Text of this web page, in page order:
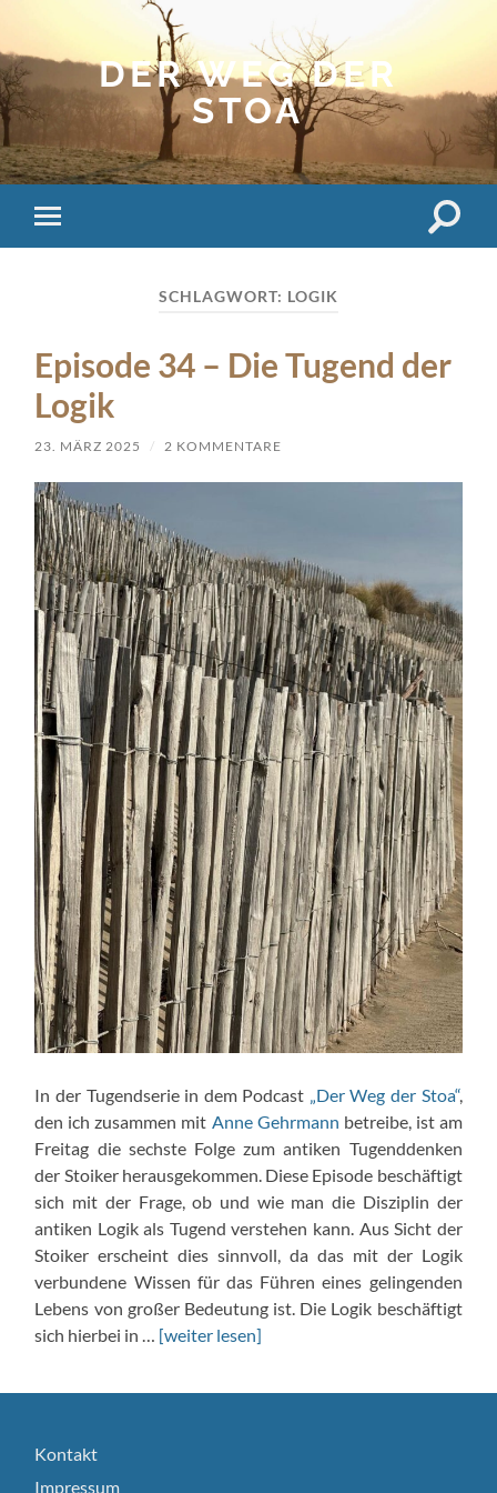
DER WEG DER
STOA
Mobile-
Menü
SCHLAGWORT: LOGIK
Episode 34 – Die Tugend der
Logik
23. MÄRZ 2025 / 2 KOMMENTARE
In der Tugendserie in dem Podcast „Der Weg der Stoa“,
den ich zusammen mit Anne Gehrmann betreibe, ist am
Freitag die sechste Folge zum antiken Tugenddenken
der Stoiker herausgekommen. Diese Episode beschäftigt
sich mit der Frage, ob und wie man die Disziplin der
antiken Logik als Tugend verstehen kann. Aus Sicht der
Stoiker erscheint dies sinnvoll, da das mit der Logik
verbundene Wissen für das Führen eines gelingenden
Lebens von großer Bedeutung ist. Die Logik beschäftigt
sich hierbei in … [weiter lesen]
Kontakt
Impressum